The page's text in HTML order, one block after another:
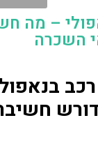
– מה
השכרה